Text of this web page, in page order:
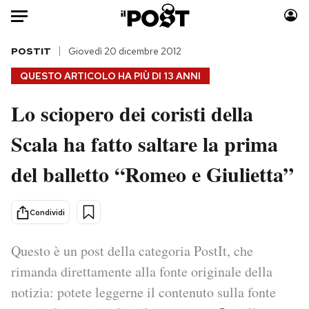
Auto
HOME
Italia
Politica
Tecnologia
Scienza
Economia
Sport
Moda
Consumismi
Storie/Idee
Altrecose
Mondiali calcio 2026
QUESTO ARTICOLO HA PIÙ DI 13 ANNI
POSTIT Giovedì 20 dicembre 2012
Lo sciopero dei coristi della
Scala ha fatto saltare la prima
del balletto “Romeo e Giulietta”
Condividi
Questo è un post della categoria PostIt, che
rimanda direttamente alla fonte originale della
notizia: potete leggerne il contenuto sulla fonte